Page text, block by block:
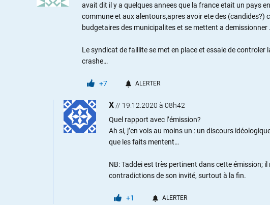
avait dit il y a quelques annees que la france etait un pays
commune et aux alentours,apres avoir ete des
budgetaires des municipalites et se mettent a demissionner
Le syndicat de faillite se met en place et essaie de controler
crashe…
+7 ALERTER
X // 19.12.2020 à 08h42
Quel rapport avec l’émission?
Ah si, j’en vois au moins un : un discours
que les faits mentent…
NB: Taddei est très pertinent dans cette émission;
contradictions de son invité, surtout à la fin.
+1 ALERTER